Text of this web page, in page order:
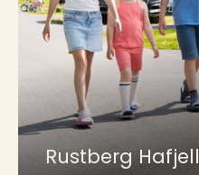
Rustberg Hafjell